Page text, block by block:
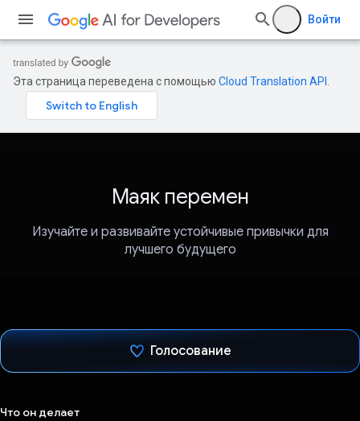
Войти
Эта страница переведена с помощью Cloud Translation API
Маяк перемен
Изучайте и развивайте устойчивые привычки для
лучшего будущего
Голосование
Что он делает